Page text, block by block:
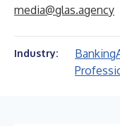
media@glas.agency
Industry: Banking